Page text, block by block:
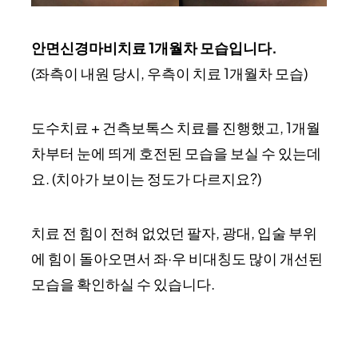
안면신경마비치료 1개월차 모습입니다.
(좌측이 내원 당시, 우측이 치료 1개월차 모습)
도수치료 + 건측보톡스 치료를 진행했고, 1개월
차부터 눈에 띄게 호전된 모습을 보실 수 있는데
요. (치아가 보이는 정도가 다르지요?)
치료 전 힘이 전혀 없었던 팔자, 광대, 입술 부위
에 힘이 돌아오면서 좌·우 비대칭도 많이 개선된
모습을 확인하실 수 있습니다.